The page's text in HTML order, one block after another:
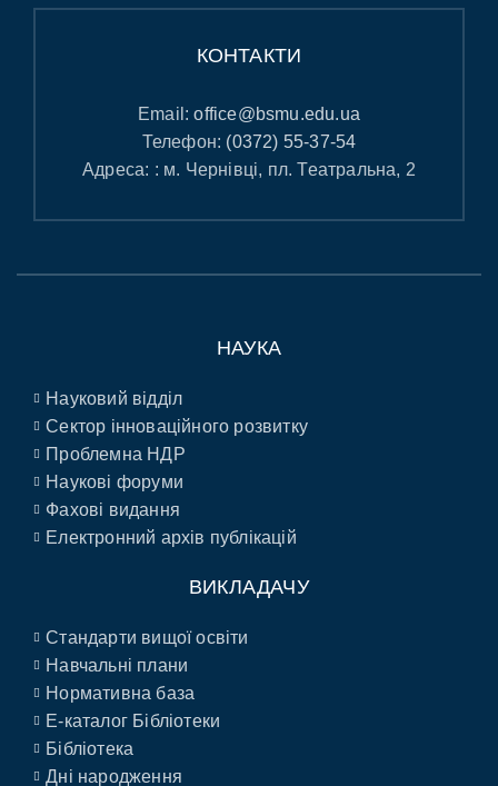
КОНТАКТИ
Email:office@bsmu.edu.ua
Телефон: (0372) 55-37-54
Адреса: : м. Чернівці, пл. Театральна, 2
НАУКА
Науковий відділ
Сектор інноваційного розвитку
Проблемна НДР
Наукові форуми
Фахові видання
Електронний архів публікацій
ВИКЛАДАЧУ
Стандарти вищої освіти
Навчальні плани
Нормативна база
E-каталог Бібліотеки
Бібліотека
Дні народження